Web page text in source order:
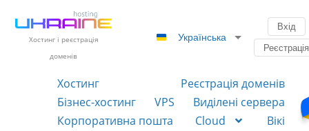
Хостинг і реєстрація
доменів
Українська
Вхід
Реєстрація
Хостинг
Реєстрація доменів
Бізнес-хостинг
VPS
Виділені сервера
Корпоративна пошта
Cloud
Вікі